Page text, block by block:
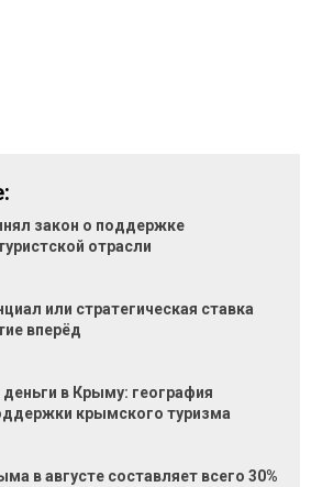
закон о поддержке
отрасли
или стратегическая ставка
вперёд
в Крыму: география
крымского туризма
в августе составляет всего 30%